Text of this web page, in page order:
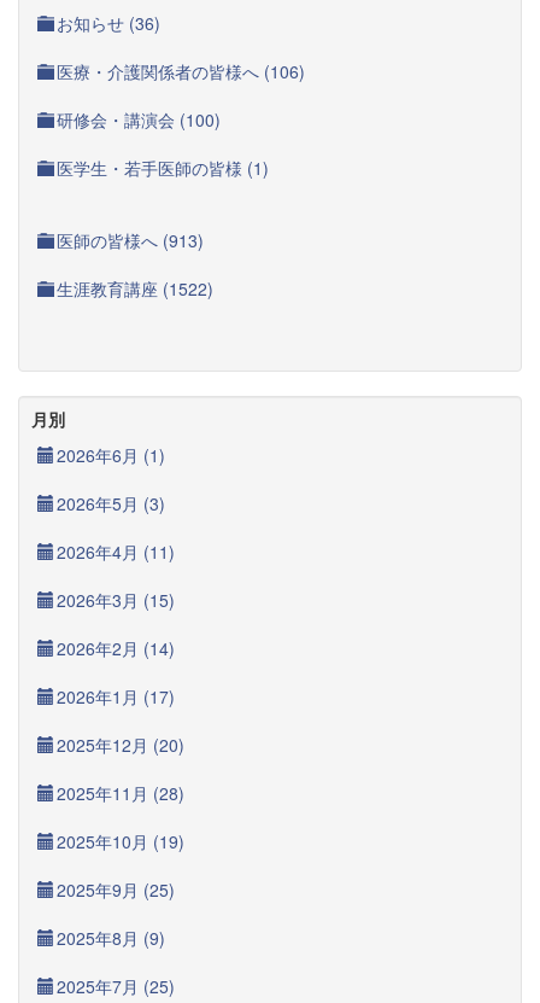
お知らせ (36)
医療・介護関係者の皆様へ (106)
研修会・講演会 (100)
医学生・若手医師の皆様 (1)
医師の皆様へ (913)
生涯教育講座 (1522)
月別
2026年6月 (1)
2026年5月 (3)
2026年4月 (11)
2026年3月 (15)
2026年2月 (14)
2026年1月 (17)
2025年12月 (20)
2025年11月 (28)
2025年10月 (19)
2025年9月 (25)
2025年8月 (9)
2025年7月 (25)